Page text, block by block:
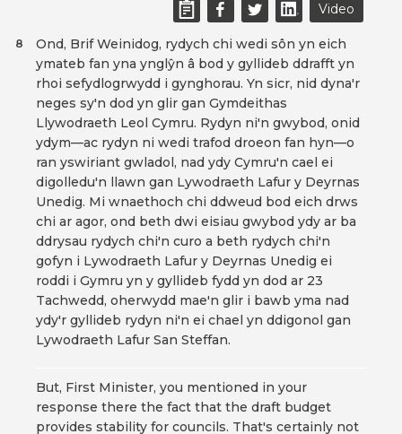
Video
Ond, Brif Weinidog, rydych chi wedi sôn yn eich
ymateb fan yna ynglŷn â bod y gyllideb ddrafft yn
rhoi sefydlogrwydd i gynghorau. Yn sicr, nid dyna'r
neges sy'n dod yn glir gan Gymdeithas
Llywodraeth Leol Cymru. Rydyn ni'n gwybod, onid
ydym—ac rydyn ni wedi trafod droeon fan hyn—o
ran yswiriant gwladol, nad ydy Cymru'n cael ei
digolledu'n llawn gan Lywodraeth Lafur y Deyrnas
Unedig. Mi wnaethoch chi ddweud bod eich drws
chi ar agor, ond beth dwi eisiau gwybod ydy ar ba
ddrysau rydych chi'n curo a beth rydych chi'n
gofyn i Lywodraeth Lafur y Deyrnas Unedig ei
roddi i Gymru yn y gyllideb fydd yn dod ar 23
Tachwedd, oherwydd mae'n glir i bawb yma nad
ydy'r gyllideb rydyn ni'n ei chael yn ddigonol gan
Lywodraeth Lafur San Steffan.
8
But, First Minister, you mentioned in your
response there the fact that the draft budget
provides stability for councils. That's certainly not